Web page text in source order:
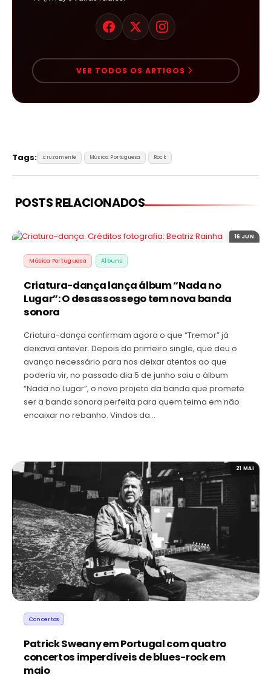
VER TODOS OS ARTIGOS
Tags: .cruzamente Música Portuguesa Rock
POSTS RELACIONADOS
16 JUN
Música Portuguesa Álbuns
Criatura-dança lança álbum “Nada no
Lugar”: O desassossego tem nova banda
sonora
Criatura-dança confirmam agora o que “Tremor” já
deixava antever. Depois do primeiro single, que deu o
avanço necessário para nos deixar atentos ao que
poderia vir, no passado dia 5 de junho saiu o álbum
“Nada no Lugar”, o novo projeto da banda que promete
ser a banda sonora perfeita para quem teima em não
encaixar no rebanho. Vindos da…
21 MAI
Concertos
Patrick Sweany em Portugal com quatro
concertos imperdíveis de blues-rock em
maio